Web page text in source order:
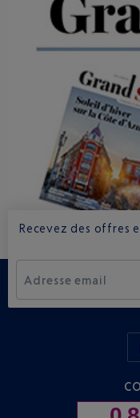
Recevez des offres
Adresse email